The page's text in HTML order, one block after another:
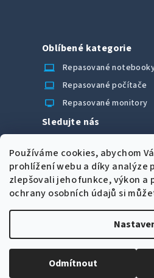
Používáme cookies, abychom
prohlížení webu a díky analýze
zlepšovali jeho funkce, výkon
ochrany osobních údajů si
Odmítnout
Oblíbené kategorie
laptop_chromebook
Repasované
computer Repasované počítače
monitor Repasované monitory
Sledujte nás
Možnosti úhrady